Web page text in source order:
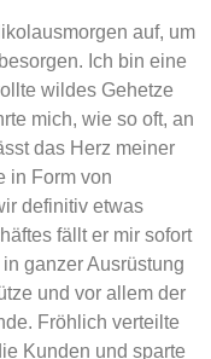
auf, um
Ich bin eine
wildes Gehetze
mich, wie so oft, an
das Herz meiner
in Form von
definitiv etwas
fällt er mir sofort
ganzer Ausrüstung
und vor allem der
Fröhlich verteilte
Kunden und sparte